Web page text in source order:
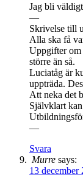
Jag bli
—
Skrivelse till
Alla ska få
Uppgifter om
större än så.
Luciatåg är
uppträda.
Att neka det
Självklart
—
Svara
Murre says:
13 december